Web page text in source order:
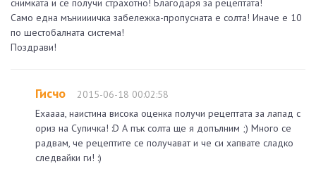
снимката и се получи страхотно! Благодаря за рецептата!
Само една мъниииичка забележка-пропусната е солта! Иначе е 10
по шестобалната система!
Поздрави!
Гисчо
2015-06-18 00:02:58
Ехаааа, наистина висока оценка получи рецептата за лапад с
ориз на Супичка! :D А пък солта ще я допълним ;) Много се
радвам, че рецептите се получават и че си хапвате сладко
следвайки ги! :)